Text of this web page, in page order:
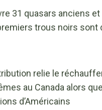
31 quasars anciens
trous noirs sont
relie le
au Canada alors
d’Américains